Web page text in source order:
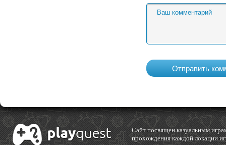
Cайт посвящен казуальным
прохождения каждой локации